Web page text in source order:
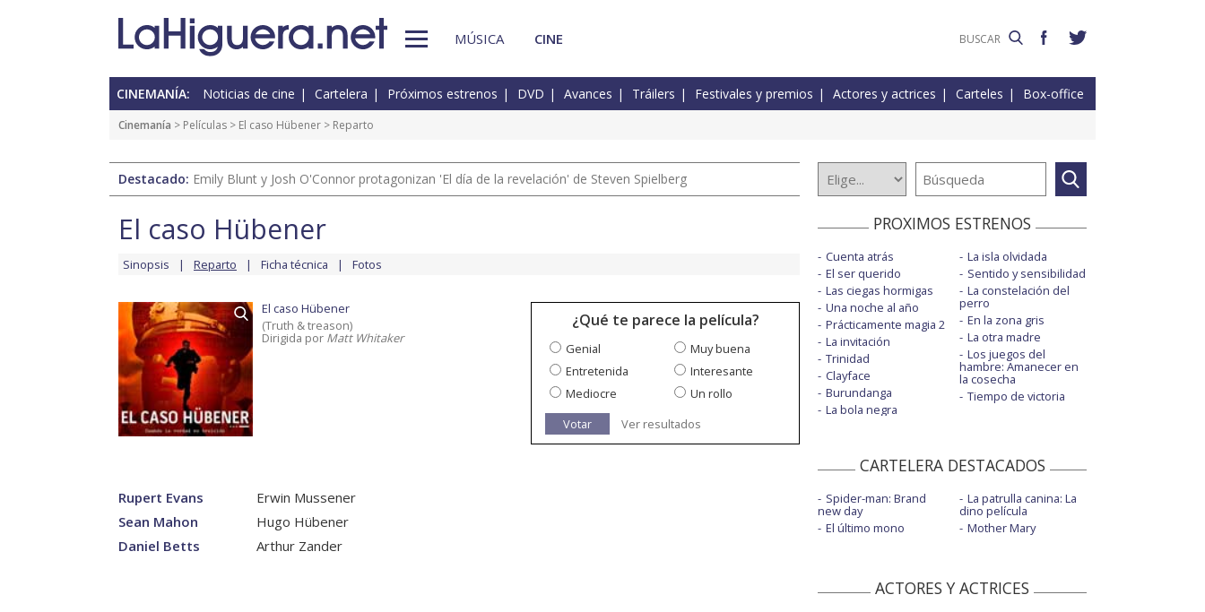
MÚSICA CINE
CINEMANÍA: Noticias de cine Cartelera Próximos estrenos DVD Avances Tráilers Festivales y premios Actores y actrices Carteles Box-office
Cinemanía > Películas > El caso Hübener > Reparto
Destacado: Emily Blunt y Josh O'Connor protagonizan 'El día de la revelación' de Steven Spielberg
El caso Hübener
Sinopsis Reparto Ficha técnica Fotos
El caso Hübener
(Truth & treason)
Dirigida por Matt Whitaker
¿Qué te parece la película?
Genial
Muy buena
Entretenida
Interesante
Mediocre
Un rollo
Votar
Ver resultados
Rupert Evans
Erwin Mussener
Sean Mahon
Hugo Hübener
Daniel Betts
Arthur Zander
PROXIMOS ESTRENOS
Cuenta atrás
El ser querido
Las ciegas hormigas
Una noche al año
Prácticamente magia 2
La invitación
Trinidad
Clayface
Burundanga
La bola negra
La isla olvidada
Sentido y sensibilidad
La constelación del
perro
En la zona gris
La otra madre
Los juegos del
hambre: Amanecer en
la cosecha
Tiempo de victoria
CARTELERA DESTACADOS
Spider-man: Brand
new day
El último mono
La patrulla canina: La
dino película
Mother Mary
ACTORES Y ACTRICES